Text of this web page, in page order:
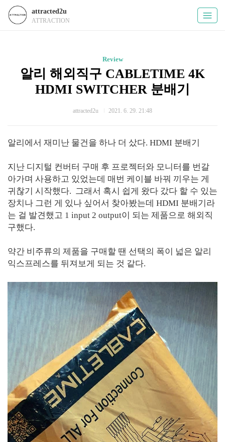
attracted2u
ATTRACTION
Review
알리 해외직구 CABLETIME 4K
HDMI SWITCHER 분배기
attracted2u 2021. 6. 29. 21:48
알리에서 재미난 물건을 하나 더 샀다. HDMI 분배기
지난 디지털 컨버터 구매 후 프로젝터와 모니터를 번갈
아가며 사용하고 있었는데 매번 케이블 바꿔 끼우는 게
귀찮기 시작했다. 그래서 혹시 쉽게 왔다 갔다 할 수 있는
장치나 그런 게 있나 싶어서 찾아봤는데 HDMI 분배기라
는 걸 발견했고 1 input 2 output이 되는 제품으로 해외직
구했다.
약간 비주류의 제품을 구매할 땐 선택의 폭이 넓은 알리
익스프레스를 뒤져보게 되는 것 같다.